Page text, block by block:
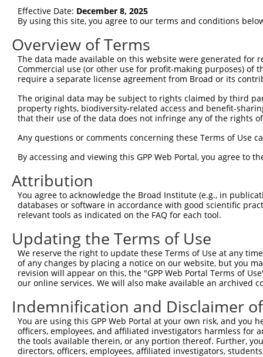
Effective Date: December 8, 2025
By using this site, you agree to our terms and conditions
Overview of Terms
The data made available on this website were generated
Commercial use (or other use for profit-making purposes) of
require a separate license agreement from Broad or its
The original data may be subject to rights claimed by third
property rights, biodiversity-related access and benefit-
that their use of the data does not infringe any of the rights
Any questions or comments concerning these Terms of Use
By accessing and viewing this GPP Web Portal, you agree to
Attribution
You agree to acknowledge the Broad Institute (e.g., in
databases or software in accordance with good scientific
relevant tools as indicated on the FAQ for each tool.
Updating the Terms of Use
We reserve the right to update these Terms of Use at any
of any changes by placing a notice on our website, but you
revision will appear on this, the "GPP Web Portal Terms of
our online services. We will also make available an archived
Indemnification and Disclaimer
You are using this GPP Web Portal at your own risk, and
officers, employees, and affiliated investigators harmless for
the tools available therein, or any portion thereof. Further,
directors, officers, employees, affiliated investigators,